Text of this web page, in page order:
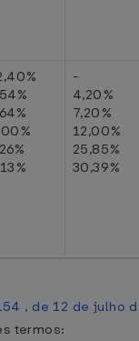
-
4,20%
7,20%
12,00%
25,85%
30,39%
, de 12 de julho
termos: